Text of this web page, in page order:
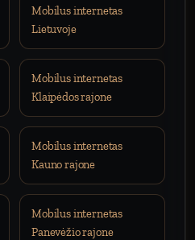
Mobilus internetas
Lietuvoje
Mobilus internetas
Klaipėdos rajone
Mobilus internetas
Kauno rajone
Mobilus internetas
Panevėžio rajone